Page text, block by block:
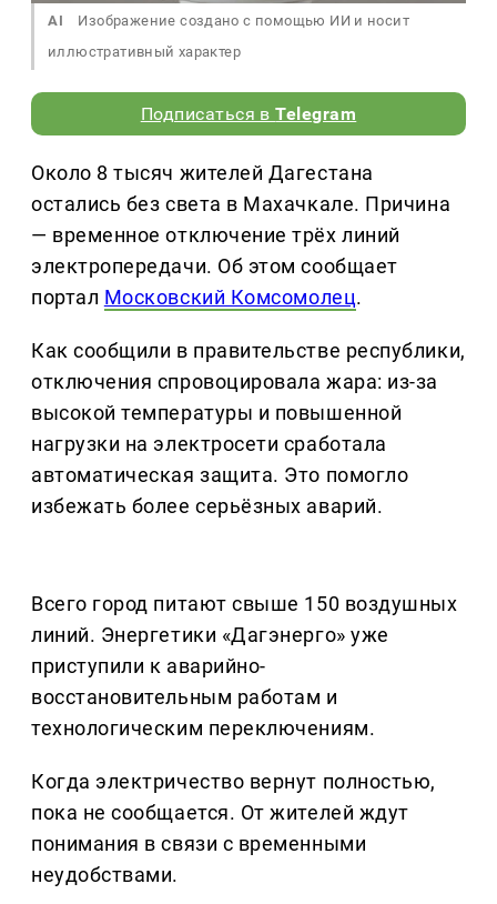
AI
Изображение создано с помощью ИИ и носит
иллюстративный характер
Подписаться вTelegram
Около 8 тысяч жителей Дагестана
остались без света в Махачкале. Причина
— временное отключение трёх линий
электропередачи. Об этом сообщает
портал Московский Комсомолец.
Как сообщили в правительстве республики,
отключения спровоцировала жара: из-за
высокой температуры и повышенной
нагрузки на электросети сработала
автоматическая защита. Это помогло
избежать более серьёзных аварий.
Всего город питают свыше 150 воздушных
линий. Энергетики «Дагэнерго» уже
приступили к аварийно-
восстановительным работам и
технологическим переключениям.
Когда электричество вернут полностью,
пока не сообщается. От жителей ждут
понимания в связи с временными
неудобствами.